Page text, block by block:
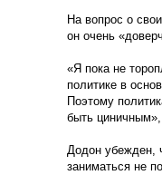
На вопрос о
он очень
«Я пока не
политике в
Поэтому
быть циничным»,
Додон убежден,
заниматься не